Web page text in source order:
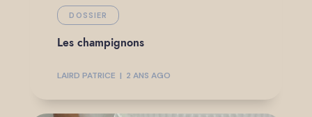
DOSSIER
Les champignons
LAIRD PATRICE 2 ANS AGO